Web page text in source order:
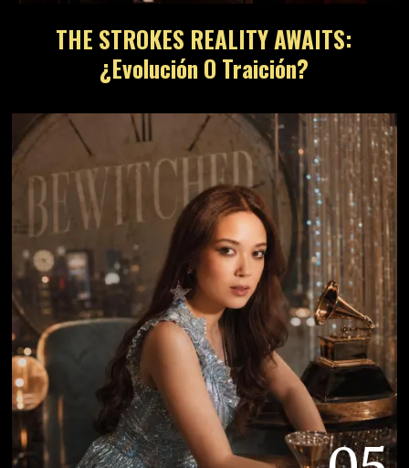
THE STROKES REALITY AWAITS:
¿Evolución O Traición?